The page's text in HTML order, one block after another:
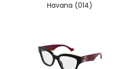
Havana (014)